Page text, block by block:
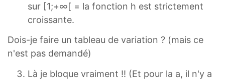
sur [1;+∞[ = la fonction h est strictement
croissante.
Dois-je faire un tableau de variation ? (mais ce
n'est pas demandé)
Là je bloque vraiment !! (Et pour la a, il n'y a